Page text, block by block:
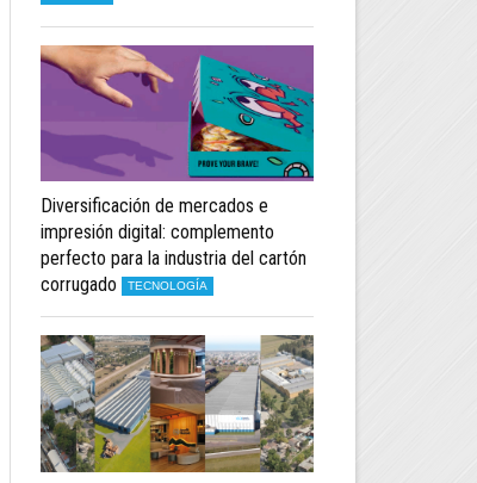
Diversificación de mercados e
impresión digital: complemento
perfecto para la industria del cartón
corrugado
TECNOLOGÍA